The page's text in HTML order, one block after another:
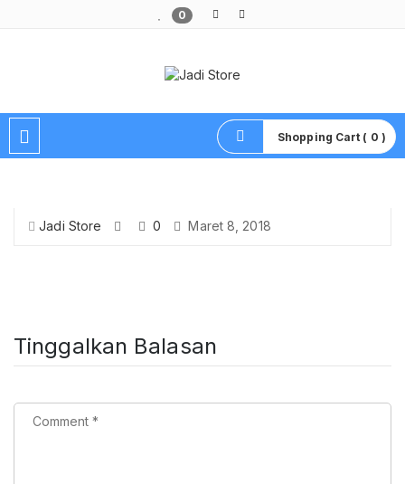
0
Shopping Cart ( 0 )
Jadi Store 0 Maret 8, 2018
Tinggalkan Balasan